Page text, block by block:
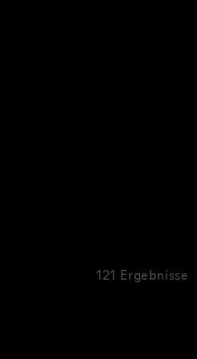
121 Ergebnisse